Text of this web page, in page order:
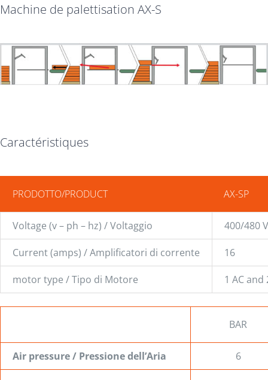
Machine de palettisation AX-S
Caractéristiques
PRODOTTO/PRODUCT AX-SP
Voltage (v – ph – hz) / Voltaggio 400/480
Current (amps) / Amplificatori di corrente 16
motor type / Tipo di Motore 1 AC
BAR
Air pressure / Pressione dell’Aria 6